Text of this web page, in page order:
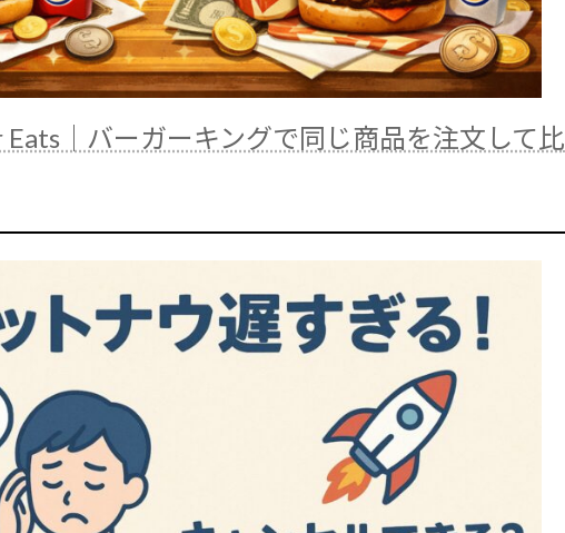
Eats｜バーガーキングで同じ商品を注文して比